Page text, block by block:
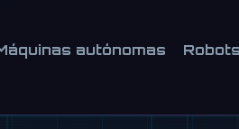
autónomas